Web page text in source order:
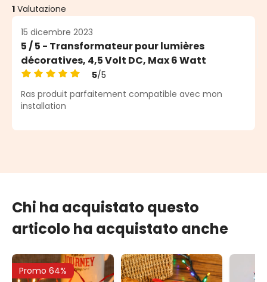
1 Valutazione
15 dicembre 2023
5 / 5 - Transformateur pour lumières
décoratives, 4,5 Volt DC, Max 6 Watt
Valutazione media di 5 su 5 stelle
5/5
Ras produit parfaitement compatible avec mon
installation
Chi ha acquistato questo
articolo ha acquistato anche
Promo 64%